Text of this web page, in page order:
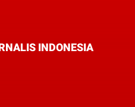
INDONESIA